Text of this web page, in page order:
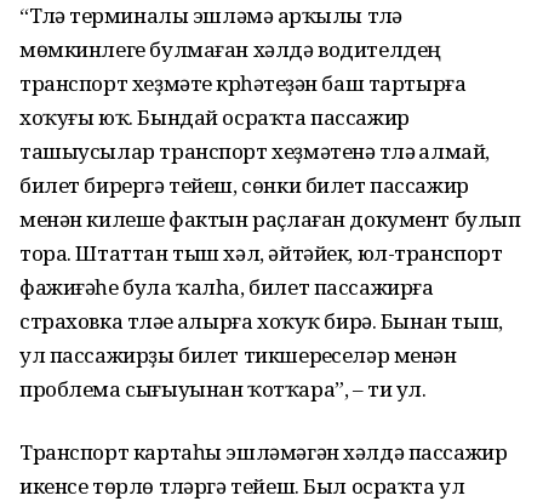
“Түләү терминалы эшләмәү арҡылы түләү
мөмкинлеге булмаған хәлдә водителдең
транспорт хеҙмәте күрһәтеүҙән баш тартырға
хоҡуғы юҡ. Бындай осраҡта пассажир
ташыусылар транспорт хеҙмәтенә түләү алмай,
билет бирергә тейеш, сөнки билет пассажир
менән килешеү фактын раҫлаған документ булып
тора. Штаттан тыш хәл, әйтәйек, юл-транспорт
фажиғәһе була ҡалһа, билет пассажирға
страховка түләүе алырға хоҡуҡ бирә. Бынан тыш,
ул пассажирҙы билет тикшереүселәр менән
проблема сығыуынан ҡотҡара”, – ти ул.
Транспорт картаһы эшләмәгән хәлдә пассажир
икенсе төрлө түләргә тейеш. Был осраҡта ул